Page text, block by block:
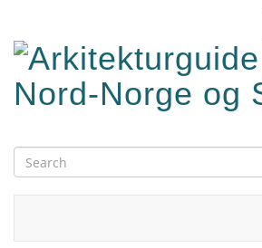
main
content